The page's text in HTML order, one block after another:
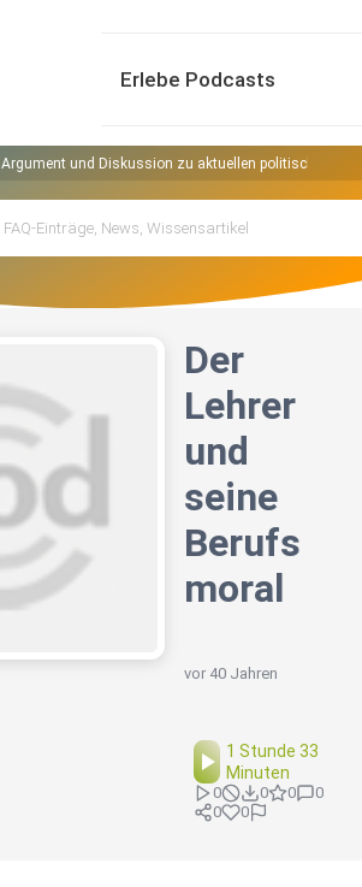
Erlebe Podcasts
Argument und Diskussion zu aktuellen politischen
Der
Lehrer
und
seine
Berufs
moral
vor 40 Jahren
1 Stunde 33
Minuten
0 0 0
0
0
0